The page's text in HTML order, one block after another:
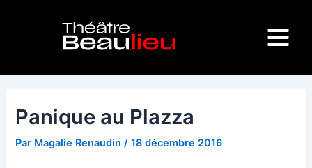
Menu
Panique au Plazza
Par Magalie Renaudin/18 décembre 2016